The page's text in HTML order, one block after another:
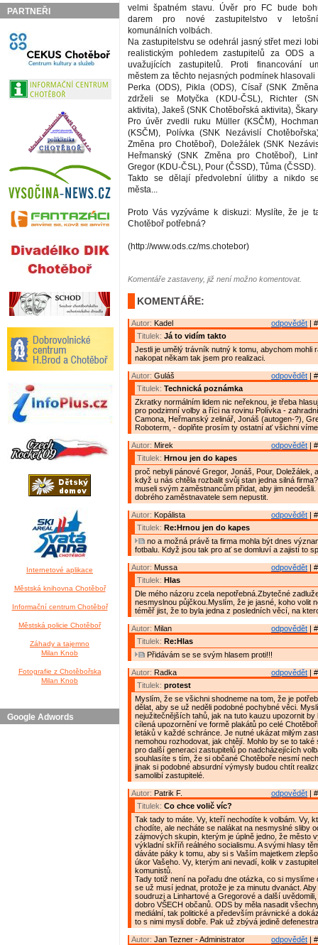
PARTNEŘI
Internetové aplikace
Městská knihovna Chotěboř
Informační centrum Chotěboř
Městská policie Chotěboř
Záhady a tajemno
Milan Knob
Fotografie z Chotěbořska
Milan Knob
Google Adwords
velmi špatném stavu. Úvěr pro FC bude
darem pro nové zastupitelstvo v
komunálních volbách.
Na zastupitelstvu se odehrál jasný střet mezi
realistickým pohledem zastupitelů za ODS
uvažujících zastupitelů. Proti financování
městem za těchto nejasných podmínek hlasovali
Perka (ODS), Pikla (ODS), Císař (SNK
zdrželi se Motyčka (KDU-ČSL), Richter
aktivita), Jakeš (SNK Chotěbořská aktivita),
Pro úvěr zvedli ruku Müller (KSČM),
(KSČM), Polívka (SNK Nezávislí
Změna pro Chotěboř), Doležálek (SNK
Heřmanský (SNK Změna pro Chotěboř),
Gregor (KDU-ČSL), Pour (ČSSD), Tůma (ČSSD).
Takto se dělají předvolební úlitby a nikdo
města...
Proto Vás vyzýváme k diskuzi: Myslíte, že je
Chotěboř potřebná?
(http://www.ods.cz/ms.chotebor)
Komentáře zastaveny, již není možno komentovat.
KOMENTÁŘE:
odpovědět |
Autor: Kadel
Titulek: Já to vidím takto
Jestli je umělý trávník nutný k tomu, abychom mohli
nakopat někam tak jsem pro realizaci.
odpovědět |
Autor: Guláš
Titulek: Technická poznámka
Zkratky normálním lidem nic neřeknou, je třeba
pro podzimní volby a říci na rovinu Polívka -
Camona, Heřmanský zelinář, Jonáš (autogen-?),
Roboterm, - doplňte prosím ty ostatní ať všichni
odpovědět |
Autor: Mirek
Titulek: Hrnou jen do kapes
proč nebyli pánové Gregor, Jonáš, Pour, Doležálek,
když u nás chtěla rozbalit svůj stan jedna silná
museli svým zaměstnancům přidat, aby jim neodešli.
dobrého zaměstnavatele sem nepustit.
odpovědět |
Autor: Kopálista
Titulek: Re:Hrnou jen do kapes
no a možná právě ta firma mohla být dnes
fotbalu. Když jsou tak pro ať se domluví a zajistí to
odpovědět |
Autor: Mussa
Titulek: Hlas
Dle mého názoru zcela nepotřebná.Zbytečné
nesmyslnou půjčkou.Myslím, že je jasné, koho volit
téměř jist, že to byla jedna z posledních věcí, na
odpovědět |
Autor: Milan
Titulek: Re:Hlas
Přidávám se se svým hlasem proti!!!
odpovědět |
Autor: Radka
Titulek: protest
Myslím, že se všichni shodneme na tom, že je
dělat, aby se už neděli podobné pochybné věci.
nejužitečnějších tahů, jak na tuto kauzu upozornit
cílená upozornění ve formě plakátů po celé
letáků v každé schránce. Je nutné ukázat milým
nemohou rozhodovat, jak chtějí. Mohlo by se to také
pro další generaci zastupitelů po nadcházejících
souhlasíte s tím, že si občané Chotěboře nesmí
jinak si podobné absurdní výmysly budou chtít
samolibí zastupitelé.
odpovědět |
Autor: Patrik F.
Titulek: Co chce volič víc?
Tak tady to máte. Vy, kteří nechodíte k volbám. Vy,
chodíte, ale necháte se nalákat na nesmyslné sliby
zájmových skupin, kterým je úplně jedno, že město
výkladní skříň reálného socialismu. A svými hlasy
dáváte páky k tomu, aby si s Vaším majetkem
úkor Vašeho. Vy, kterým ani nevadí, kolik v
komunistů.
Tady totiž není na pořadu dne otázka, co si myslíme
se už musí jednat, protože je za minutu dvanáct.
soudruzi a Linhartové a Gregorové a další
dobro VŠECH občanů. ODS by měla nasadit
mediální, tak politické a především právnické a
to s nimi myslí dobře. Pak už zbývá jedině
odpovědět |
Autor: Jan Tezner - Administrator